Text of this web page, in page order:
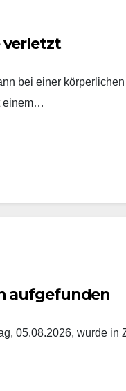
verletzt
bei einer körperlichen
einem…
aufgefunden
05.08.2026, wurde in